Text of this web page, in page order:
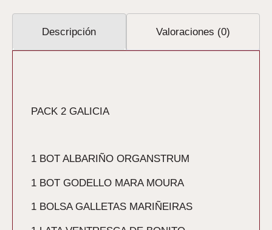
Descripción Valoraciones (0)
PACK 2 GALICIA
1 BOT ALBARIÑO ORGANSTRUM
1 BOT GODELLO MARA MOURA
1 BOLSA GALLETAS MARIÑEIRAS